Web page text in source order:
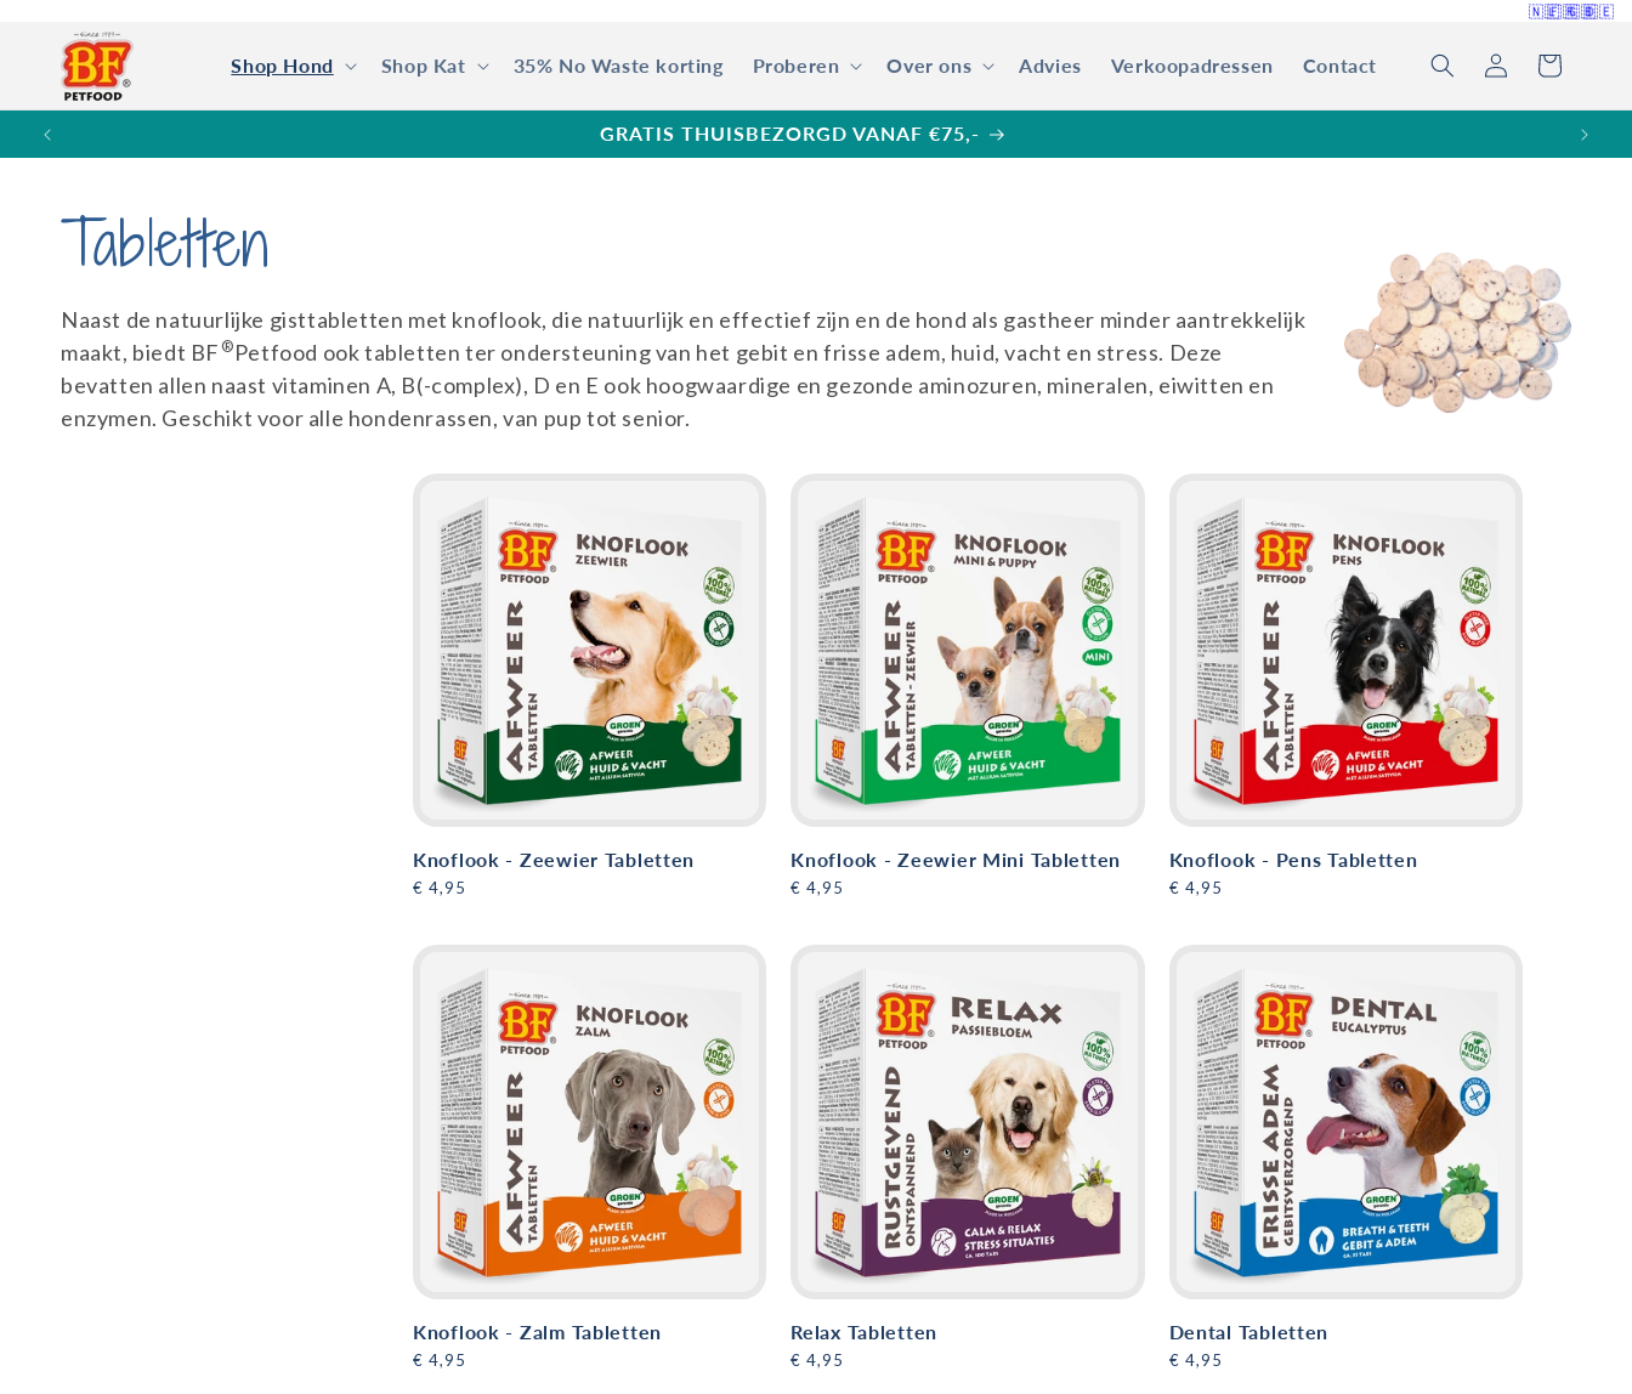
naar de
content
🇳🇱🇫🇷🇬🇧🇩🇪
Shop Hond Shop Kat 35% No Waste korting Proberen Over ons Advies Verkoopadressen Contact InloggenWinkelwagen
SPAAR VOOR GRATIS VERPAKKING! Zie Spaarkaart actie
C
o
l
Tabletten
Naast de natuurlijke gisttabletten met knoflook, die natuurlijk en effectief zijn en de hond als gastheer minder aantrekkelijk
maakt, biedt BF ® Petfood ook tabletten ter ondersteuning van het gebit en frisse adem, huid, vacht en stress. Deze
bevatten allen naast vitaminen A, B(-complex), D en E ook hoogwaardige en gezonde aminozuren, mineralen, eiwitten en
enzymen. Geschikt voor alle hondenrassen, van pup tot senior.
Knoflook - Zeewier Tabletten
Normale
€ 4,95
Knoflook - Zeewier Mini Tabletten
Normale
€ 4,95
Knoflook - Pens Tabletten
Normale
€ 4,95
Knoflook - Zalm Tabletten
Normale
€ 4,95
Relax Tabletten
Normale
€ 4,95
Dental Tabletten
Normale
€ 4,95